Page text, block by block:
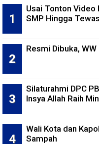
Usai Tonton Video
SMP Hingga Tewas
Resmi Dibuka,
Silaturahmi DPC
Insya Allah Raih
Wali Kota dan
Sampah